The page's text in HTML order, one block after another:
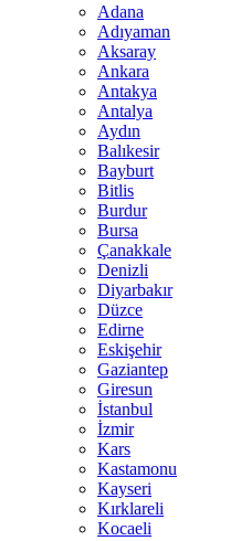
Adana
Adıyaman
Aksaray
Ankara
Antakya
Antalya
Aydın
Balıkesir
Bayburt
Bitlis
Burdur
Bursa
Çanakkale
Denizli
Diyarbakır
Düzce
Edirne
Eskişehir
Gaziantep
Giresun
İstanbul
İzmir
Kars
Kastamonu
Kayseri
Kırklareli
Kocaeli